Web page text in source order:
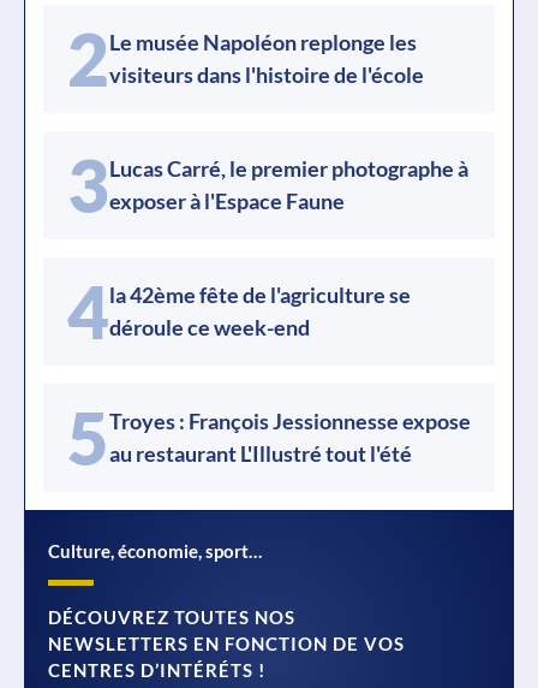
2Le musée Napoléon replonge les
visiteurs dans l'histoire de l'école
3Lucas Carré, le premier photographe à
exposer à l'Espace Faune
4la 42ème fête de l'agriculture se
déroule ce week-end
5Troyes : François Jessionnesse expose
au restaurant L'Illustré tout l'été
Culture, économie, sport…
DÉCOUVREZ TOUTES NOS
NEWSLETTERS EN FONCTION DE VOS
CENTRES D’INTÉRÉTS !